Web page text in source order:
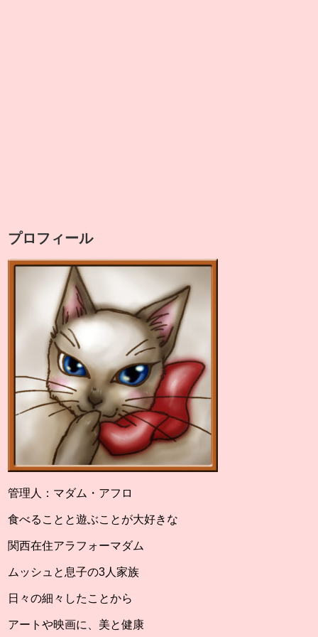
プロフィール
管理人：マダム・アフロ
食べることと遊ぶことが大好きな
関西在住アラフォーマダム
ムッシュと息子の3人家族
日々の細々したことから
アートや映画に、美と健康